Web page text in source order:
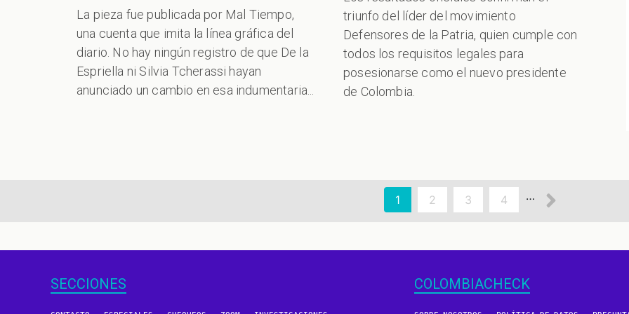
La pieza fue publicada por Mal Tiempo,
una cuenta que imita la línea gráfica del
diario. No hay ningún registro de que De la
Espriella ni Silvia Tcherassi hayan
anunciado un cambio en esa indumentaria...
triunfo del líder del movimiento
Defensores de la Patria, quien cumple con
todos los requisitos legales para
posesionarse como el nuevo presidente
de Colombia.
Página
actual
1 Page
2 Page
3 Page
4 …
SECCIONES COLOMBIACHECK